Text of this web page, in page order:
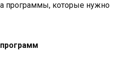
программы, которые нужно